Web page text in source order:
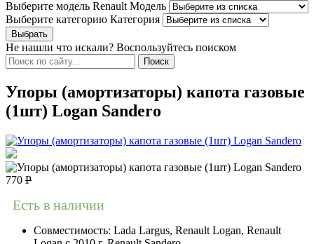
Выберите модель Renault Модель
Выберите категорию Категория
Не нашли что искали? Воспользуйтесь поиском
Упоры (амортизаторы) капота газовые
(1шт) Logan Sandero
770 Р
Есть в наличии
Совместимость: Lada Largus, Renault Logan, Renault